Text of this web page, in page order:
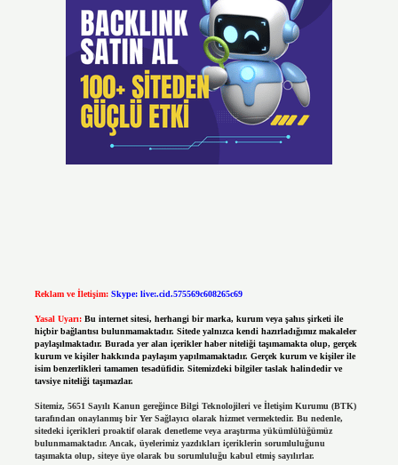
Reklam ve İletişim: Skype: live:.cid.575569c608265c69
Yasal Uyarı: Bu internet sitesi, herhangi bir marka, kurum veya şahıs şirketi ile
hiçbir bağlantısı bulunmamaktadır. Sitede yalnızca kendi hazırladığımız makaleler
paylaşılmaktadır. Burada yer alan içerikler haber niteliği taşımamakta olup, gerçek
kurum ve kişiler hakkında paylaşım yapılmamaktadır. Gerçek kurum ve kişiler ile
isim benzerlikleri tamamen tesadüfidir. Sitemizdeki bilgiler taslak halindedir ve
tavsiye niteliği taşımazlar.
Sitemiz, 5651 Sayılı Kanun gereğince Bilgi Teknolojileri ve İletişim Kurumu (BTK)
tarafından onaylanmış bir Yer Sağlayıcı olarak hizmet vermektedir. Bu nedenle,
sitedeki içerikleri proaktif olarak denetleme veya araştırma yükümlülüğümüz
bulunmamaktadır. Ancak, üyelerimiz yazdıkları içeriklerin sorumluluğunu
taşımakta olup, siteye üye olarak bu sorumluluğu kabul etmiş sayılırlar.